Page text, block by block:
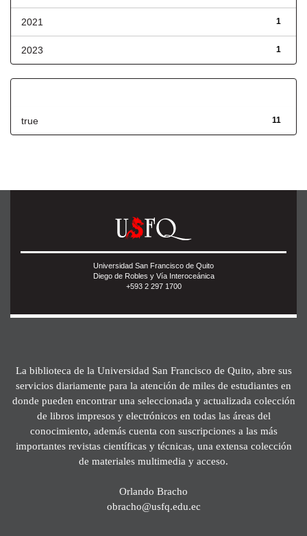
1
2021
1
2023
11
true
Universidad San Francisco de Quito
Diego de Robles y Vía Interoceánica
+593 2 297 1700
La biblioteca de la Universidad San Francisco de Quito, abre sus
servicios diariamente para la atención de miles de estudiantes en
donde pueden encontrar una seleccionada y actualizada colección
de libros impresos y electrónicos en todas las áreas del
conocimiento, además cuenta con suscripciones a las más
importantes revistas científicas y técnicas, una extensa colección
de materiales multimedia y acceso.
Orlando Bracho
obracho@usfq.edu.ec